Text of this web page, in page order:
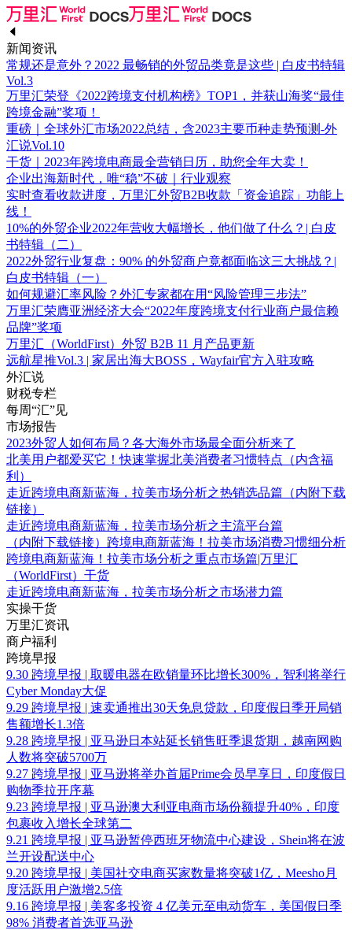
新闻资讯
常规还是意外？2022 最畅销的外贸品类竟是这些 | 白皮书特辑
Vol.3
万里汇荣登《2022跨境支付机构榜》TOP1，并获山海奖“最佳
跨境金融”奖项！
重磅｜全球外汇市场2022总结，含2023主要币种走势预测-外
汇说Vol.10
干货｜2023年跨境电商最全营销日历，助您全年大卖！
企业出海新时代，唯“稳”不破｜行业观察
实时查看收款进度，万里汇外贸B2B收款「资金追踪」功能上
线！
10%的外贸企业2022年营收大幅增长，他们做了什么？| 白皮
书特辑（二）
2022外贸行业复盘：90% 的外贸商户竟都面临这三大挑战？|
白皮书特辑（一）
如何规避汇率风险？外汇专家都在用“风险管理三步法”
万里汇荣膺亚洲经济大会“2022年度跨境支付行业商户最信赖
品牌”奖项
万里汇（WorldFirst）外贸 B2B 11 月产品更新
远航星推Vol.3 | 家居出海大BOSS，Wayfair官方入驻攻略
外汇说
财税专栏
每周“汇”见
市场报告
2023外贸人如何布局？各大海外市场最全面分析来了
北美用户都爱买它！快速掌握北美消费者习惯特点（内含福
利）
走近跨境电商新蓝海，拉美市场分析之热销选品篇（内附下载
链接）
走近跨境电商新蓝海，拉美市场分析之主流平台篇
（内附下载链接）跨境电商新蓝海！拉美市场消费习惯细分析
跨境电商新蓝海！拉美市场分析之重点市场篇|万里汇
（WorldFirst）干货
走近跨境电商新蓝海，拉美市场分析之市场潜力篇
实操干货
万里汇资讯
商户福利
跨境早报
9.30 跨境早报 | 取暖电器在欧销量环比增长300%，智利将举行
Cyber Monday大促
9.29 跨境早报 | 速卖通推出30天免息贷款，印度假日季开局销
售额增长1.3倍
9.28 跨境早报 | 亚马逊日本站延长销售旺季退货期，越南网购
人数将突破5700万
9.27 跨境早报 | 亚马逊将举办首届Prime会员早享日，印度假日
购物季拉开序幕
9.23 跨境早报 | 亚马逊澳大利亚电商市场份额提升40%，印度
包裹收入增长全球第二
9.21 跨境早报 | 亚马逊暂停西班牙物流中心建设，Shein将在波
兰开设配送中心
9.20 跨境早报 | 美国社交电商买家数量将突破1亿，Meesho月
度活跃用户激增2.5倍
9.16 跨境早报 | 美客多投资 4 亿美元至电动货车，美国假日季
98% 消费者首选亚马逊